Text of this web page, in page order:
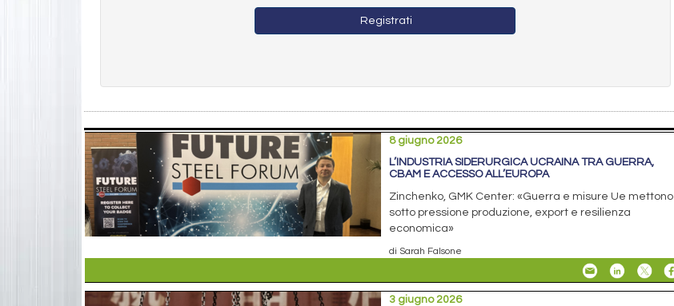
Registrati
8 giugno 2026
L’INDUSTRIA SIDERURGICA UCRAINA TRA GUERRA,
CBAM E ACCESSO ALL’EUROPA
Zinchenko, GMK Center: «Guerra e misure Ue mettono
sotto pressione produzione, export e resilienza
economica»
di Sarah Falsone
3 giugno 2026